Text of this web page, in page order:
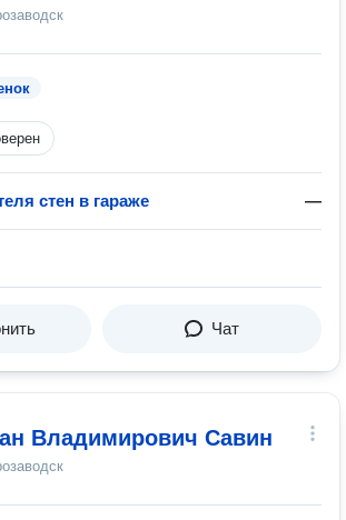
стен в гараже —
Чат
Владимирович Савин